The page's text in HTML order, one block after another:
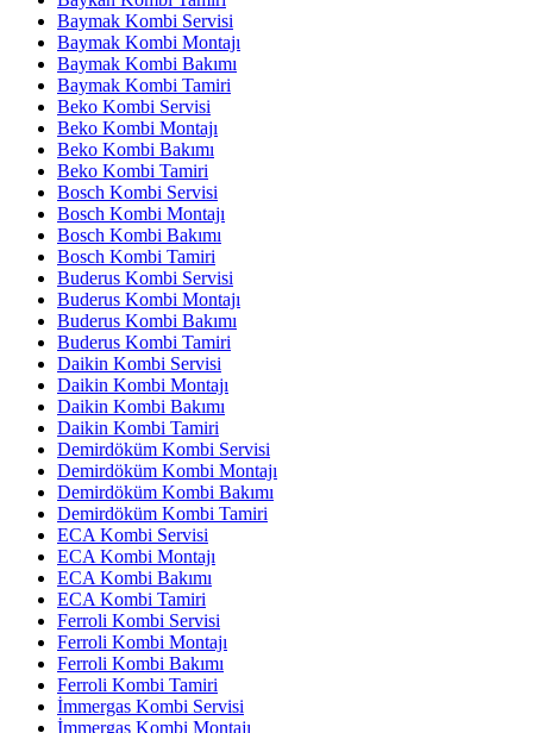
Baymak Kombi Servisi
Baymak Kombi Montajı
Baymak Kombi Bakımı
Baymak Kombi Tamiri
Beko Kombi Servisi
Beko Kombi Montajı
Beko Kombi Bakımı
Beko Kombi Tamiri
Bosch Kombi Servisi
Bosch Kombi Montajı
Bosch Kombi Bakımı
Bosch Kombi Tamiri
Buderus Kombi Servisi
Buderus Kombi Montajı
Buderus Kombi Bakımı
Buderus Kombi Tamiri
Daikin Kombi Servisi
Daikin Kombi Montajı
Daikin Kombi Bakımı
Daikin Kombi Tamiri
Demirdöküm Kombi Servisi
Demirdöküm Kombi Montajı
Demirdöküm Kombi Bakımı
Demirdöküm Kombi Tamiri
ECA Kombi Servisi
ECA Kombi Montajı
ECA Kombi Bakımı
ECA Kombi Tamiri
Ferroli Kombi Servisi
Ferroli Kombi Montajı
Ferroli Kombi Bakımı
Ferroli Kombi Tamiri
İmmergas Kombi Servisi
İmmergas Kombi Montajı